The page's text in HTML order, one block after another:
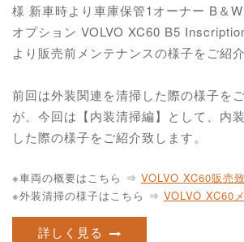
様 新車時より車庫保管1オーナー B＆
オプション VOLVO XC60 B5
より販売前メンテナンスの様子をご紹
前回は外装関連を清掃した際の様子を
が、今回は【内装清掃編】として、内
した際の様子をご紹介致します。
※車両の概要はこちら ⇒ VOLVO XC60販売
※外装清掃の様子はこちら ⇒ VOLVO XC60
詳しく見る